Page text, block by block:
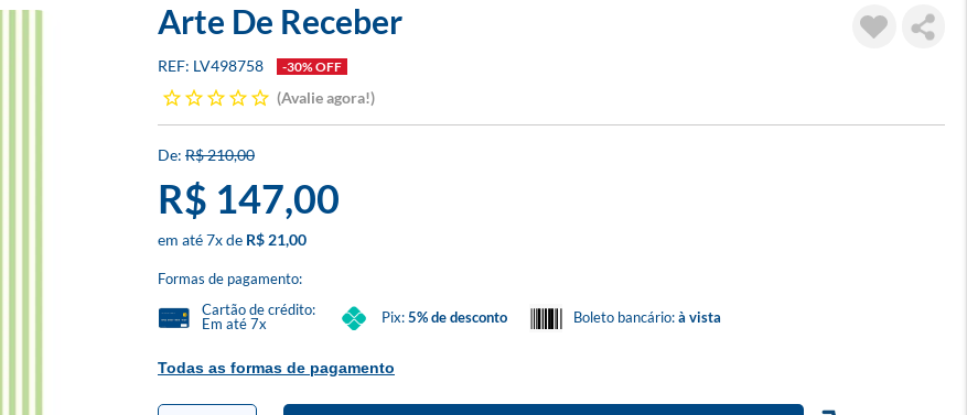
Arte De Receber
LV498758 -30% OFF
Avalie agora!
R$ 210,00
R$ 147,00
7x R$ 21,00
Formas de pagamento:
Todas as formas de pagamento
Cartão de crédito:
Em até 7x
Pix:5% de desconto Boleto bancário:à vista